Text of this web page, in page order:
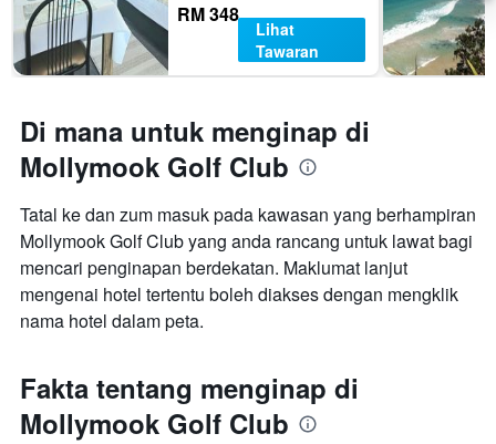
RM 348
Lihat
Tawaran
Di mana untuk menginap di
Mollymook Golf Club
Tatal ke dan zum masuk pada kawasan yang berhampiran
Mollymook Golf Club yang anda rancang untuk lawat bagi
mencari penginapan berdekatan. Maklumat lanjut
mengenai hotel tertentu boleh diakses dengan mengklik
nama hotel dalam peta.
Fakta tentang menginap di
Mollymook Golf Club